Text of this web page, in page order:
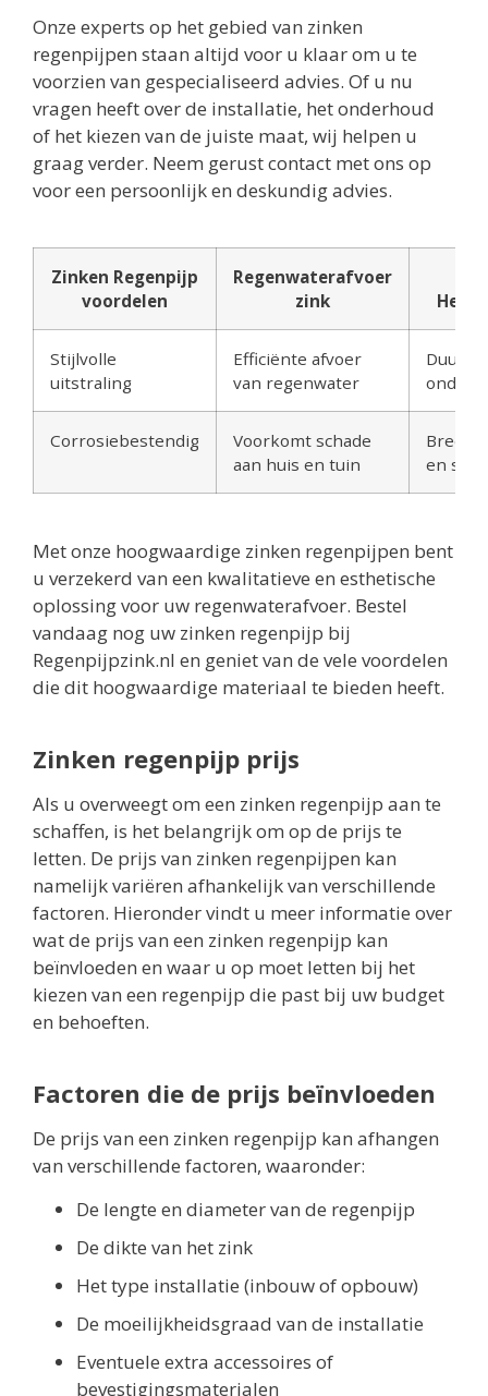
Onze experts op het gebied van zinken
regenpijpen staan altijd voor u klaar om u te
voorzien van gespecialiseerd advies. Of u nu
vragen heeft over de installatie, het onderhoud
of het kiezen van de juiste maat, wij helpen u
graag verder. Neem gerust contact met ons op
voor een persoonlijk en deskundig advies.
Zinken Regenpijp
voordelen
Regenwaterafvoer
zink
Stijlvolle
uitstraling
Efficiënte afvoer
van regenwater
Corrosiebestendig
Voorkomt schade
aan huis en tuin
Breed
en
Met onze hoogwaardige zinken regenpijpen bent
u verzekerd van een kwalitatieve en esthetische
oplossing voor uw regenwaterafvoer. Bestel
vandaag nog uw zinken regenpijp bij
Regenpijpzink.nl en geniet van de vele voordelen
die dit hoogwaardige materiaal te bieden heeft.
Zinken regenpijp prijs
Als u overweegt om een zinken regenpijp aan te
schaffen, is het belangrijk om op de prijs te
letten. De prijs van zinken regenpijpen kan
namelijk variëren afhankelijk van verschillende
factoren. Hieronder vindt u meer informatie over
wat de prijs van een zinken regenpijp kan
beïnvloeden en waar u op moet letten bij het
kiezen van een regenpijp die past bij uw budget
en behoeften.
Factoren die de prijs beïnvloeden
De prijs van een zinken regenpijp kan afhangen
van verschillende factoren, waaronder:
De lengte en diameter van de regenpijp
De dikte van het zink
Het type installatie (inbouw of opbouw)
De moeilijkheidsgraad van de installatie
Eventuele extra accessoires of
bevestigingsmaterialen